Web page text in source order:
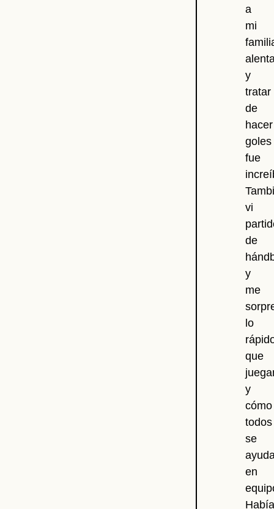
a
mi
y
tratar
de
hacer
goles
fue
vi
de
y
me
lo
que
y
cómo
todos
se
en
Había